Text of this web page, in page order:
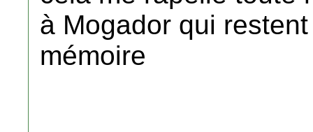
à Mogador qui
mémoire